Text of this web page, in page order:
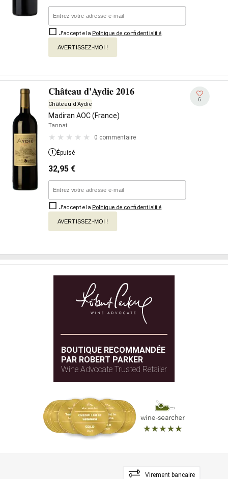
J'accepte la Politique de confidentialité
AVERTISSEZ-MOI !
Château d'Aydie 2016
Château d'Aydie
Madiran AOC (France)
Tannat
0 commentaire
6
Épuisé
32,95 €
J'accepte la Politique de confidentialité
AVERTISSEZ-MOI !
BOUTIQUE RECOMMANDÉE
PAR ROBERT PARKER
Wine Advocate Trusted Retailer
Virement bancaire